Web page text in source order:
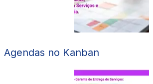
Agendas no Kanban